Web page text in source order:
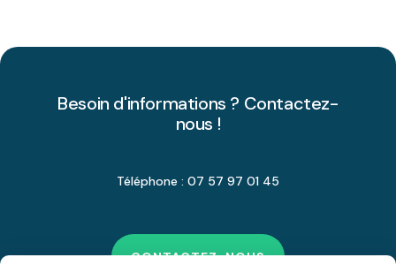
Besoin d'informations ? Contactez-
nous !
Téléphone : 07 57 97 01 45
CONTACTEZ-NOUS